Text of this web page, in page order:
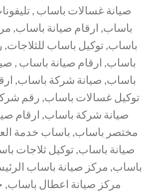
صيانة غسالات باساب ,
باساب, ارقام صيانة باساب,
باساب, توكيل باساب
باساب, ارقام صيانة باساب ,
باساب, صيانة شركة باساب,
توكيل غسالات باساب, رقم
صيانة شركة باساب, ارقام
مختصر باساب, باساب خدمة
صيانة باساب, توكيل ثلاجات
باساب, مركز صيانة باساب
مركز صيانة اعطال